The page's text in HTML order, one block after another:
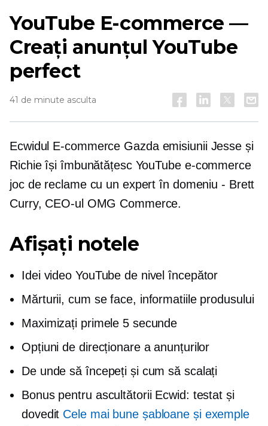
YouTube E-commerce —
Creați anunțul YouTube
perfect
41 de minute asculta
Ecwidul E-commerce Gazda emisiunii Jesse și
Richie își îmbunătățesc YouTube e-commerce
joc de reclame cu un expert în domeniu - Brett
Curry, CEO-ul OMG Commerce.
Afișați notele
Idei video YouTube de nivel începător
Mărturii,cum se face, informatiile produsului
Maximizați primele 5 secunde
Opțiuni de direcționare a anunțurilor
De unde să începeți și cum să scalați
Bonus pentru ascultătorii Ecwid: testat și
dovedit Cele mai bune șabloane și exemple